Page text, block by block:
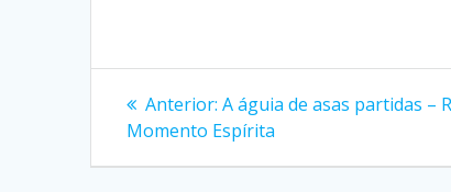
Navegação
de
Anterior: Post
anterior:
A águia de asas partidas –
Momento Espírita